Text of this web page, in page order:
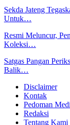
Sekda Jateng
Untuk…
Resmi Meluncur,
Koleksi…
Satgas Pangan
Balik…
Disclaimer
Kontak
Pedoman
Redaksi
Tentang Kami